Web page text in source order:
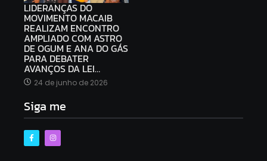
LIDERANÇAS DO
MOVIMENTO MACAIB
REALIZAM ENCONTRO
AMPLIADO COM ASTRO
DE OGUM E ANA DO GÁS
PARA DEBATER
AVANÇOS DA LEI…
24 de junho de 2026
Siga me